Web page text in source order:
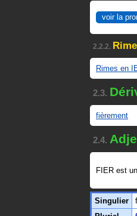
voir la
2.2.2.
Rimes en
2.3.
fièrement
2.4.
FIER est un
Singulier